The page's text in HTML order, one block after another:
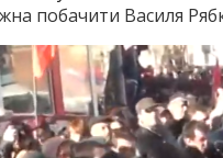
побачити Василя